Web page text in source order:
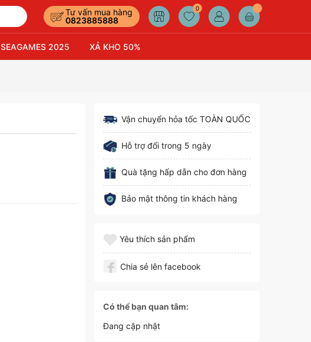
Tư vấn mua hàng
0823885888
0
SEAGAMES 2025 XẢ KHO 50%
Vận chuyển hỏa tốc TOÀN QUỐC
Hỗ trợ đổi trong 5 ngày
Quà tặng hấp dẫn cho đơn hàng
Bảo mật thông tin khách hàng
Yêu thích sản phẩm
Chia sẻ lên facebook
Có thể bạn quan tâm:
Đang cập nhật